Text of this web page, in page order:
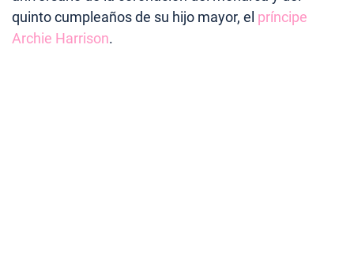
quinto cumpleaños de su hijo mayor, el príncipe
Archie Harrison.